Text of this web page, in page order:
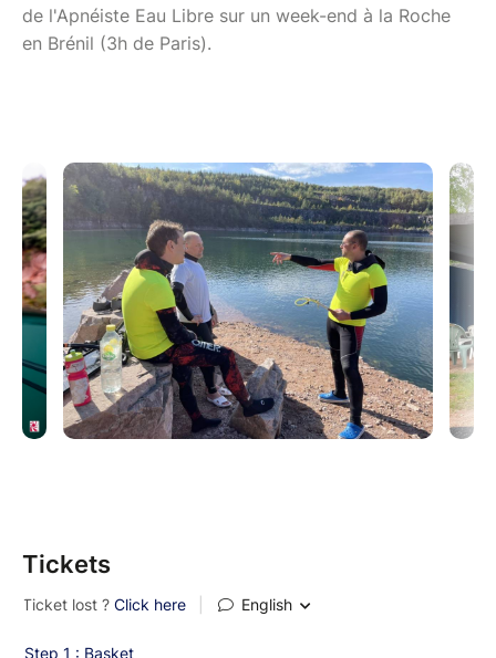
de l'Apnéiste Eau Libre sur un week-end à la Roche
en Brénil (3h de Paris).
Tickets